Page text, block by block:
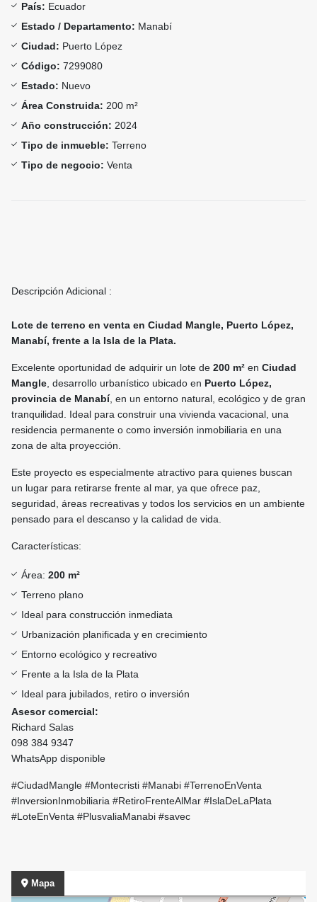
País: Ecuador
Estado / Departamento: Manabí
Ciudad: Puerto López
Código: 7299080
Estado: Nuevo
Área Construida: 200 m²
Año construcción: 2024
Tipo de inmueble: Terreno
Tipo de negocio: Venta
Descripción Adicional :
Lote de terreno en venta en Ciudad Mangle, Puerto López,
Manabí, frente a la Isla de la Plata.
Excelente oportunidad de adquirir un lote de 200 m² en Ciudad
Mangle , desarrollo urbanístico ubicado en Puerto López,
provincia de Manabí, en un entorno natural, ecológico y de gran
tranquilidad. Ideal para construir una vivienda vacacional, una
residencia permanente o como inversión inmobiliaria en una
zona de alta proyección.
Este proyecto es especialmente atractivo para quienes buscan
un lugar para retirarse frente al mar, ya que ofrece paz,
seguridad, áreas recreativas y todos los servicios en un ambiente
pensado para el descanso y la calidad de vida.
Características:
Área: 200 m²
Terreno plano
Ideal para construcción inmediata
Urbanización planificada y en crecimiento
Entorno ecológico y recreativo
Frente a la Isla de la Plata
Ideal para jubilados, retiro o inversión
Asesor comercial:
Richard Salas
098 384 9347
WhatsApp disponible
#CiudadMangle #Montecristi #Manabi #TerrenoEnVenta
#InversionInmobiliaria #RetiroFrenteAlMar #IslaDeLaPlata
#LoteEnVenta #PlusvaliaManabi #savec
Mapa